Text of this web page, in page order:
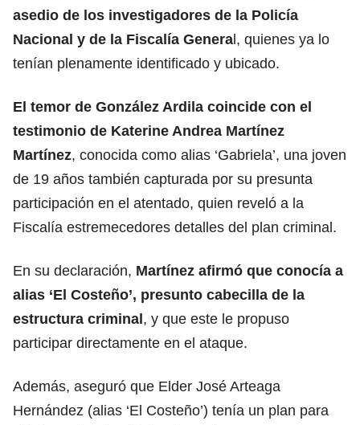
asedio de los investigadores de la Policía
Nacional y de la Fiscalía General, quienes ya lo
tenían plenamente identificado y ubicado.
El temor de González Ardila coincide con el
testimonio de Katerine Andrea Martínez
Martínez, conocida como alias ‘Gabriela’, una joven
de 19 años también capturada por su presunta
participación en el atentado, quien reveló a la
Fiscalía estremecedores detalles del plan criminal.
En su declaración, Martínez afirmó que conocía a
alias ‘El Costeño’, presunto cabecilla de la
estructura criminal, y que este le propuso
participar directamente en el ataque.
Además, aseguró que Elder José Arteaga
Hernández (alias ‘El Costeño’) tenía un plan para